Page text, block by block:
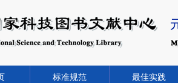
标准规范 最佳实践